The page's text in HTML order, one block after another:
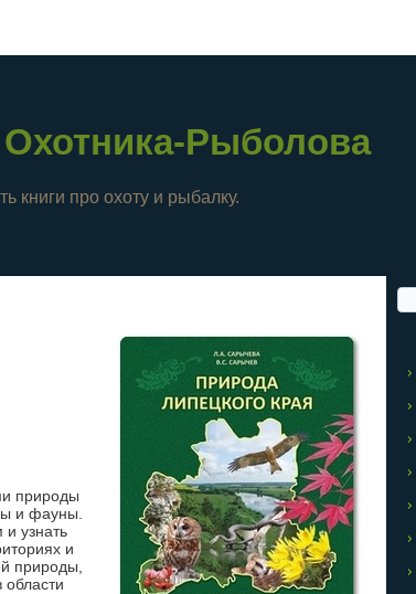
Рыболова
книги про охоту и рыбалку.
природы
и фауны.
узнать
и
природы,
области